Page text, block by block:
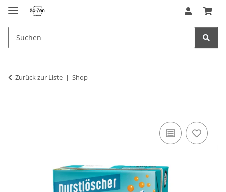
Zurück zur Liste Shop